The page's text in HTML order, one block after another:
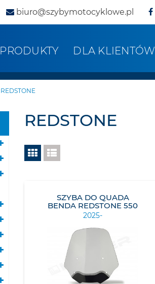
biuro@szybymotocyklowe.pl
PRODUKTY DLA KLIENTÓW
REDSTONE
REDSTONE
SZYBA DO QUADA
BENDA REDSTONE 550
2025-